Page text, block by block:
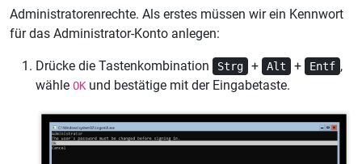
Administratorenrechte. Als erstes müssen wir ein Kennwort
für das Administrator-Konto anlegen:
Drücke die Tastenkombination Strg + Alt + Entf ,
wähle OK und bestätige mit der Eingabetaste.